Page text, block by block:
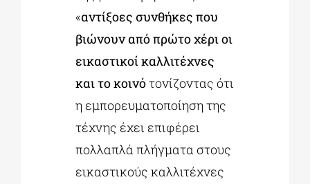
«αντίξοες συνθήκες που
βιώνουν από πρώτο χέρι οι
εικαστικοί καλλιτέχνες
και το κοινότονίζοντας ότι
η εμπορευματοποίηση της
τέχνης έχει επιφέρει
πολλαπλά πλήγματα στους
εικαστικούς καλλιτέχνες